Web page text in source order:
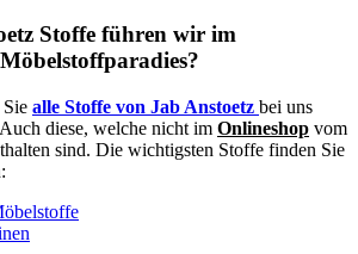
Stoffe führen wir im
alle Stoffe von Jab Anstoetz bei uns
diese, welche nicht im Onlineshop vom
sind. Die wichtigsten Stoffe finden Sie